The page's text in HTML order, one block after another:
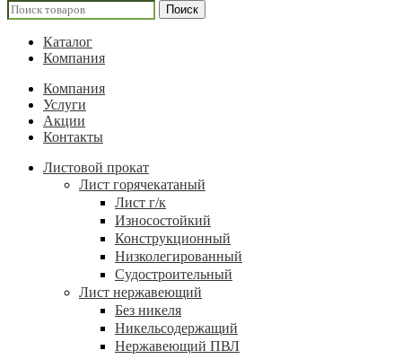
Поиск
Каталог
Компания
Компания
Услуги
Акции
Контакты
Листовой прокат
Лист горячекатаный
Лист г/к
Износостойкий
Конструкционный
Низколегированный
Судостроительный
Лист нержавеющий
Без никеля
Никельсодержащий
Нержавеющий ПВЛ